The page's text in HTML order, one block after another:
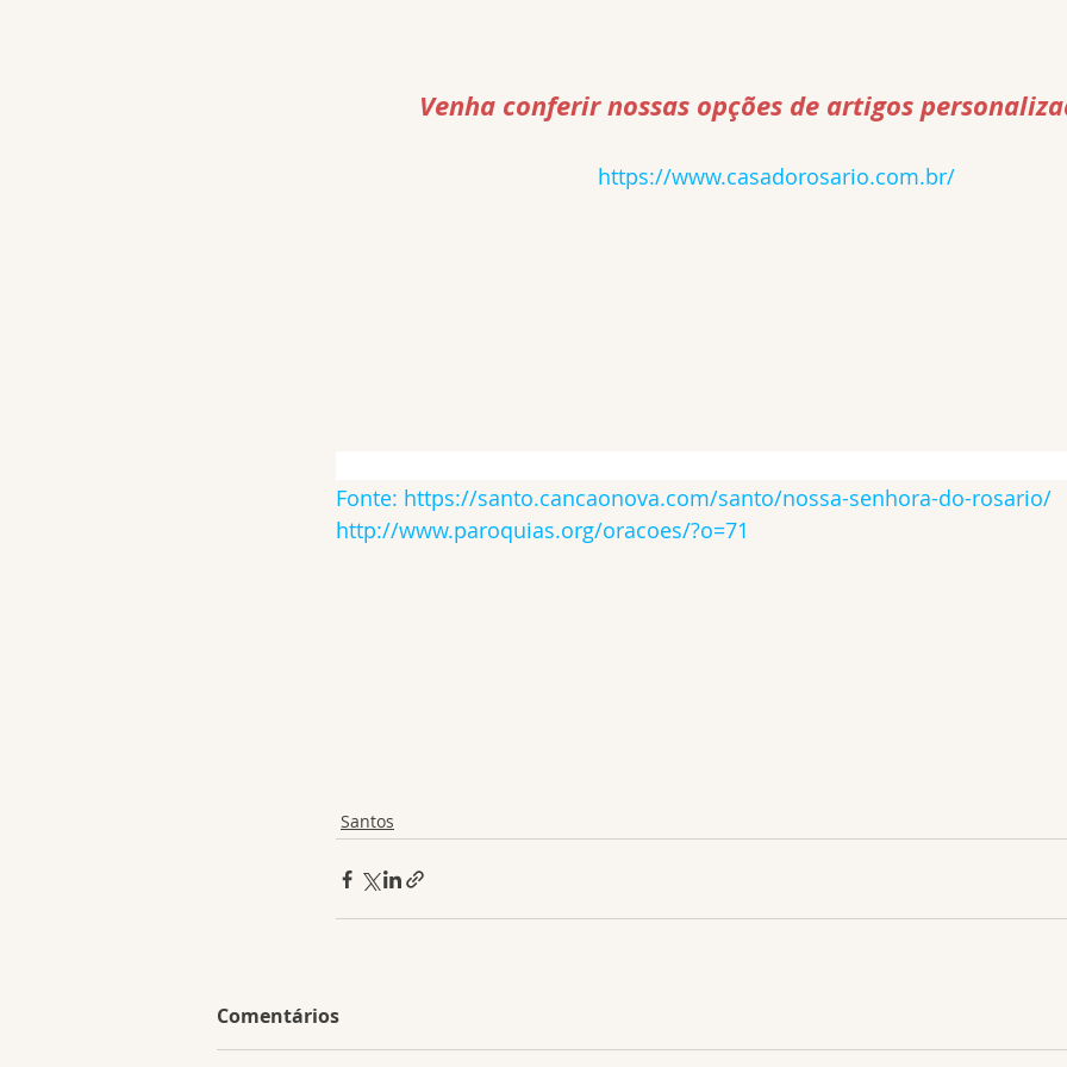
Venha conferir nossas opções de artigos
https://www.casadorosario.com.br/
Fonte: https://santo.cancaonova.com/santo/nossa-senhora-do-rosario/
http://www.paroquias.org/oracoes/?o=71
Santos
Comentários